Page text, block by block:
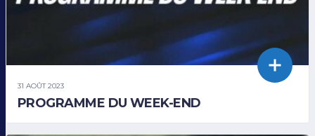
31 AOÛT 2023
PROGRAMME DU WEEK-END